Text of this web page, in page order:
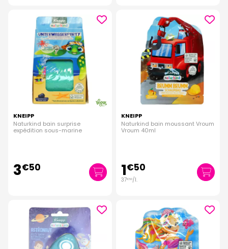
KNEIPP
Naturkind bain surprise
expédition sous-marine
3€50
KNEIPP
Naturkind bain moussant Vroum
Vroum 40ml
1€50
37€50/l.